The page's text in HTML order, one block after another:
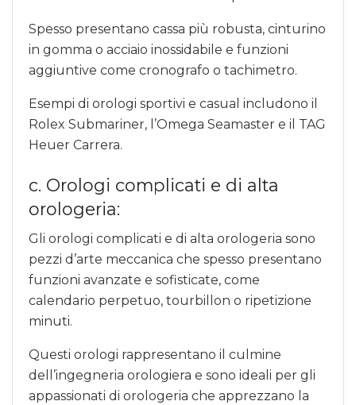
Spesso presentano cassa più robusta, cinturino
in gomma o acciaio inossidabile e funzioni
aggiuntive come cronografo o tachimetro.
Esempi di orologi sportivi e casual includono il
Rolex Submariner, l’Omega Seamaster e il TAG
Heuer Carrera.
c. Orologi complicati e di alta
orologeria:
Gli orologi complicati e di alta orologeria sono
pezzi d’arte meccanica che spesso presentano
funzioni avanzate e sofisticate, come
calendario perpetuo, tourbillon o ripetizione
minuti.
Questi orologi rappresentano il culmine
dell’ingegneria orologiera e sono ideali per gli
appassionati di orologeria che apprezzano la